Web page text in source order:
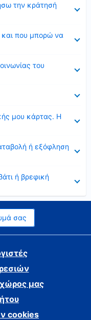
την κράτησή
και που μπορώ να
του
μου κάρτας. Η
ή εξόφληση
ή βρεφική
σας
μας
cookies